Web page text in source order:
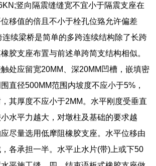
竖向隔震缝缝宽不宜小于隔震支座在
移值的倍且不小于栓孔位臵允许偏差
连续梁桥是简单的多跨连续结构除了长跨
胶支座布置与前述单跨简支结构相似。
处应留宽20MM、深20MM凹槽，嵌填密
直径500MM范围内坡度不应小于5%，
其厚度不应小于2MM。水平刚度受垂直
水平力越大，对墩柱及基础的要求越
尽量选用低摩阻橡胶支座。水平位移由
各承担一半。水平止水片(带)上或下50